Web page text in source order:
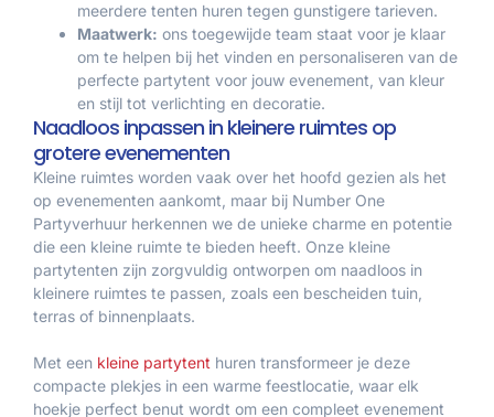
meerdere tenten huren tegen gunstigere tarieven.
Maatwerk: ons toegewijde team staat voor je klaar
om te helpen bij het vinden en personaliseren van de
perfecte partytent voor jouw evenement, van kleur
en stijl tot verlichting en decoratie.
Naadloos inpassen in kleinere ruimtes op
grotere evenementen
Kleine ruimtes worden vaak over het hoofd gezien als het
op evenementen aankomt, maar bij Number One
Partyverhuur herkennen we de unieke charme en potentie
die een kleine ruimte te bieden heeft. Onze kleine
partytenten zijn zorgvuldig ontworpen om naadloos in
kleinere ruimtes te passen, zoals een bescheiden tuin,
terras of binnenplaats.
Met een kleine partytent huren transformeer je deze
compacte plekjes in een warme feestlocatie, waar elk
hoekje perfect benut wordt om een compleet evenement